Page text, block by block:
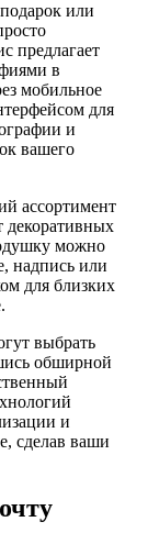
или
предлагает
в
мобильное
для
и
вашего
ассортимент
декоративных
можно
надпись или
для близких
выбрать
обширной
и
сделав ваши